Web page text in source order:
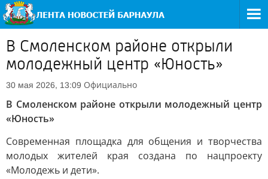
В Смоленском районе открыли
молодежный центр «Юность»
30 мая 2026, 13:09 Официально
В Смоленском районе открыли молодежный центр
«Юность»
Современная площадка для общения и творчества
молодых жителей края создана по нацпроекту
«Молодежь и дети».